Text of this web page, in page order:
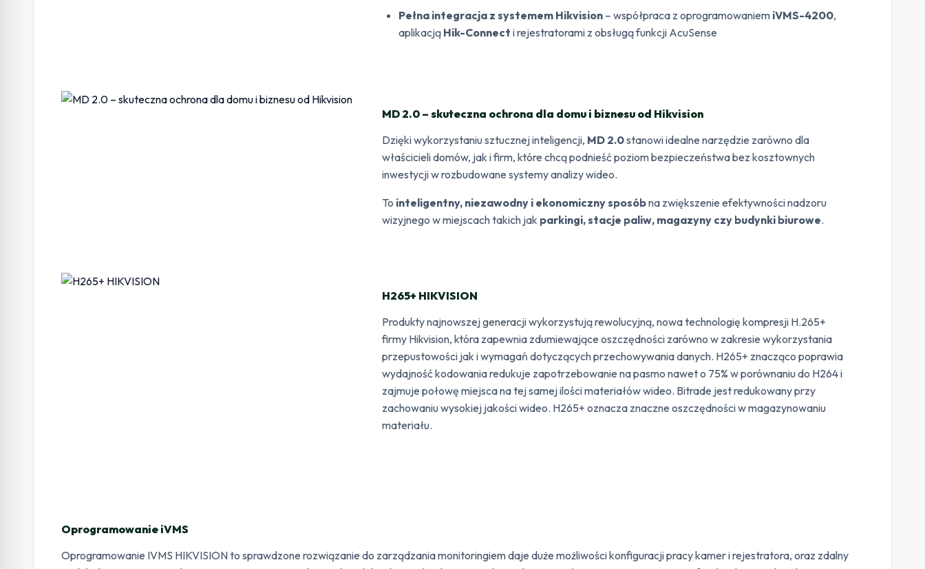
Pełna integracja z systemem Hikvision – współpraca z oprogramowaniem iVMS-4200,
aplikacją Hik-Connect i rejestratorami z obsługą funkcji AcuSense
MD 2.0 – skuteczna ochrona dla domu i biznesu od Hikvision
Dzięki wykorzystaniu sztucznej inteligencji, MD 2.0stanowi idealne narzędzie zarówno dla
właścicieli domów, jak i firm, które chcą podnieść poziom bezpieczeństwa bez kosztownych
inwestycji w rozbudowane systemy analizy wideo.
To inteligentny, niezawodny i ekonomiczny sposóbna zwiększenie efektywności nadzoru
wizyjnego w miejscach takich jak parkingi, stacje paliw, magazyny czy budynki biurowe.
H265+ HIKVISION
Produkty najnowszej generacji wykorzystują rewolucyjną, nowa technologię kompresji H.265+
firmy Hikvision, która zapewnia zdumiewające oszczędności zarówno w zakresie wykorzystania
przepustowości jak i wymagań dotyczących przechowywania danych. H265+ znacząco poprawia
wydajność kodowania redukuje zapotrzebowanie na pasmo nawet o 75% w porównaniu do H264 i
zajmuje połowę miejsca na tej samej ilości materiałów wideo. Bitrade jest redukowany przy
zachowaniu wysokiej jakości wideo. H265+ oznacza znaczne oszczędności w magazynowaniu
materiału.
Oprogramowanie iVMS
Oprogramowanie IVMS HIKVISION to sprawdzone rozwiązanie do zarządzania monitoringiem daje duże możliwości konfiguracji pracy kamer i rejestratora, oraz zdalny